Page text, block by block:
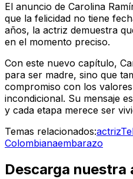
El anuncio de Carolina
que la felicidad no tiene
años, la actriz demuestra
en el momento preciso.
Con este nuevo capítulo,
para ser madre, sino que
compromiso con los
incondicional. Su mensaje
y cada etapa merece ser
Temas relacionados:actriz
Colombianaembarazo
Descarga nuestra